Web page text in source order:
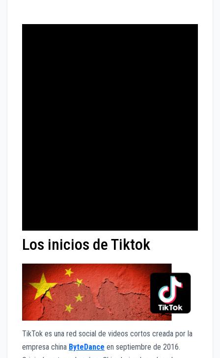
Los inicios de Tiktok
TikTok es una red social de videos cortos creada por la
empresa china ByteDance en septiembre de 2016.